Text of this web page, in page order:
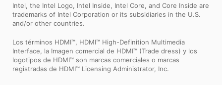
Intel, the Intel Logo, Intel Inside, Intel Core, and Core Inside are
trademarks of Intel Corporation or its subsidiaries in the U.S.
and/or other countries.
Los términos HDMI™, HDMI™ High-Definition Multimedia
Interface, la Imagen comercial de HDMI™ (Trade dress) y los
logotipos de HDMI™ son marcas comerciales o marcas
registradas de HDMI™ Licensing Administrator, Inc.